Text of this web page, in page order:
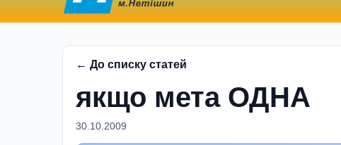
← До списку статей
якщо мета ОДНА
30.10.2009